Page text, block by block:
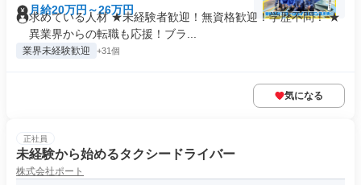
月給20万円～26万円
求めている人材 ★未経験者歓迎！無資格歓迎！学歴不問！ ★
異業界からの転職も応援！ブラ...
業界未経験歓迎 +31個
気になる
正社員
未経験から始めるタクシードライバー
株式会社ポート